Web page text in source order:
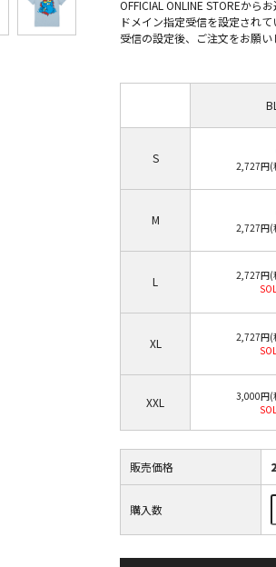
OFFICIAL ONLINE STOREから
ドメイン指定受信を設定され
受信の設定後、ご注文をお願い
S
2,727円(
M
2,727円(
L
2,727円(
XL
2,727円(
XXL
3,000円(
販売価格
購入数